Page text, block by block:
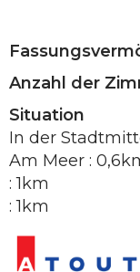
Anzahl der
Situation
In der
Am Meer :
: 1km
: 1km